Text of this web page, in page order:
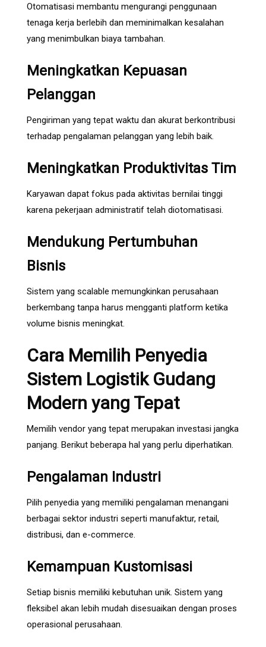
Otomatisasi membantu mengurangi penggunaan
tenaga kerja berlebih dan meminimalkan kesalahan
yang menimbulkan biaya tambahan.
Meningkatkan Kepuasan
Pelanggan
Pengiriman yang tepat waktu dan akurat berkontribusi
terhadap pengalaman pelanggan yang lebih baik.
Meningkatkan Produktivitas Tim
Karyawan dapat fokus pada aktivitas bernilai tinggi
karena pekerjaan administratif telah diotomatisasi.
Mendukung Pertumbuhan
Bisnis
Sistem yang scalable memungkinkan perusahaan
berkembang tanpa harus mengganti platform ketika
volume bisnis meningkat.
Cara Memilih Penyedia
Sistem Logistik Gudang
Modern yang Tepat
Memilih vendor yang tepat merupakan investasi jangka
panjang. Berikut beberapa hal yang perlu diperhatikan.
Pengalaman Industri
Pilih penyedia yang memiliki pengalaman menangani
berbagai sektor industri seperti manufaktur, retail,
distribusi, dan e-commerce.
Kemampuan Kustomisasi
Setiap bisnis memiliki kebutuhan unik. Sistem yang
fleksibel akan lebih mudah disesuaikan dengan proses
operasional perusahaan.